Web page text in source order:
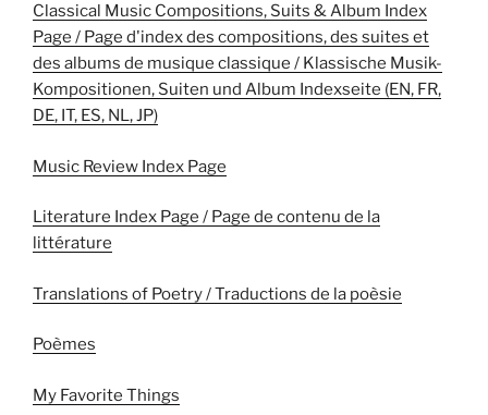
Classical Music Compositions, Suits & Album Index
Page / Page d'index des compositions, des suites et
des albums de musique classique / Klassische Musik-
Kompositionen, Suiten und Album Indexseite (EN, FR,
DE, IT, ES, NL, JP)
Music Review Index Page
Literature Index Page / Page de contenu de la
littérature
Translations of Poetry / Traductions de la poèsie
Poèmes
My Favorite Things